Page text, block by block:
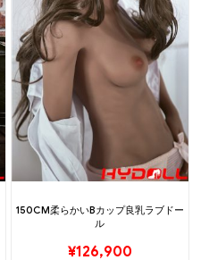
150CM柔らかいBカップ良乳ラブドー
ル
¥126,900